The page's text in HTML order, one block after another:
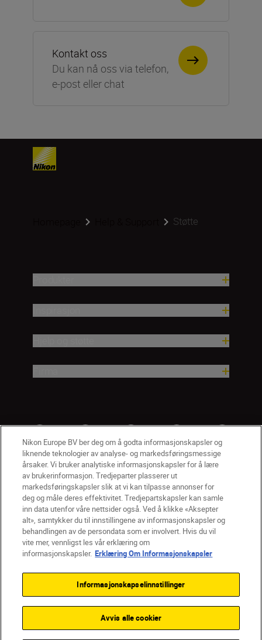
Kontakt oss
Du kan nå oss via telefon,
e-post eller chat
Støtte
NO Nikon Sites
Kontakt oss Personvernerklæring
Vilkår og betingelser for Nikon Store
Erklæring Om Informasjonskapsler
Tilgjengelighet
Innstillinger for informasjonskapsler
Nikon Europe BV ber deg om å godta informasjonskapsler og
liknende teknologier av analyse- og markedsføringsmessige
årsaker. Vi bruker analytiske informasjonskapsler for å lære
av brukerinformasjon. Tredjeparter plasserer ut
markedsføringskapsler slik at vi kan tilpasse annonser for
deg og måle deres effektivitet. Tredjepartskapsler kan samle
inn data utenfor våre nettsider også. Ved å klikke «Aksepter
alt», samtykker du til innstillingene av informasjonskapsler og
behandlingen av de persondata som er involvert. Hvis du vil
vite mer, vennligst les vår erklæring om
informasjonskapsler. Erklæring Om Informasjonskapsler
Informasjonskapselinnstillinger
Avvis alle cookier